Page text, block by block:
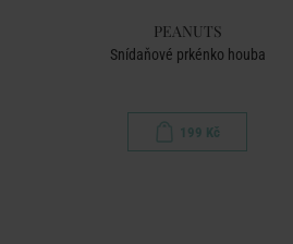
PEANUTS
Snídaňové prkénko houba
199 Kč